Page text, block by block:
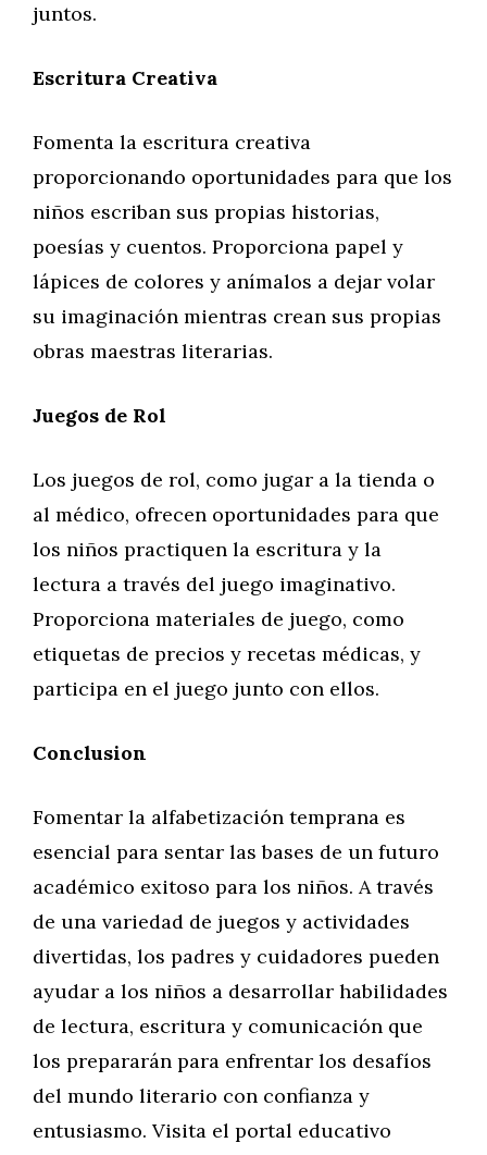
juntos.
Escritura Creativa
Fomenta la escritura creativa
proporcionando oportunidades para que los
niños escriban sus propias historias,
poesías y cuentos. Proporciona papel y
lápices de colores y anímalos a dejar volar
su imaginación mientras crean sus propias
obras maestras literarias.
Juegos de Rol
Los juegos de rol, como jugar a la tienda o
al médico, ofrecen oportunidades para que
los niños practiquen la escritura y la
lectura a través del juego imaginativo.
Proporciona materiales de juego, como
etiquetas de precios y recetas médicas, y
participa en el juego junto con ellos.
Conclusion
Fomentar la alfabetización temprana es
esencial para sentar las bases de un futuro
académico exitoso para los niños. A través
de una variedad de juegos y actividades
divertidas, los padres y cuidadores pueden
ayudar a los niños a desarrollar habilidades
de lectura, escritura y comunicación que
los prepararán para enfrentar los desafíos
del mundo literario con confianza y
entusiasmo. Visita el portal educativo